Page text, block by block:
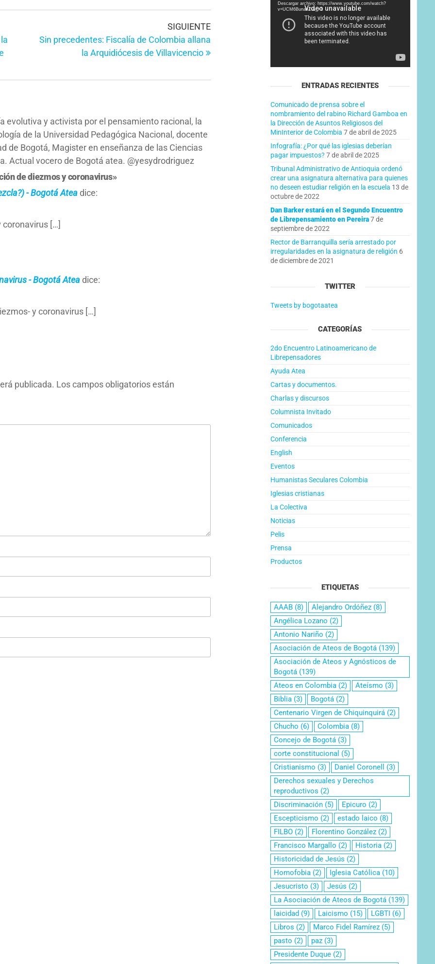
Entrada
SIGUIENTE
Sin precedentes: Fiscalía de Colombia allana
la Arquidiócesis de Villavicencio
evolutiva y activista por el pensamiento racional, la
de la Universidad Pedagógica Nacional, docente
de Bogotá, Magister en enseñanza de las Ciencias
Actual vocero de Bogotá atea. @yesydrodriguez
de diezmos y coronavirus»
- Bogotá Atea dice:
coronavirus […]
- Bogotá Atea dice:
y coronavirus […]
publicada. Los campos obligatorios están
vídeo
Descargar archivo: https://www.youtube.com/watch?
v=UCM6BunahZI&_=1
ENTRADAS RECIENTES
Comunicado de prensa sobre el
nombramiento del rabino Richard Gamboa en
la Dirección de Asuntos Religiosos del
MinInterior de Colombia 7 de abril de 2025
Infografía: ¿Por qué las iglesias deberían
pagar impuestos? 7 de abril de 2025
Tribunal Administrativo de Antioquia ordenó
crear una asignatura alternativa para quienes
no deseen estudiar religión en la escuela 13 de
octubre de 2022
Dan Barker estará en el Segundo Encuentro
de Librepensamiento en Pereira 7 de
septiembre de 2022
Rector de Barranquilla sería arrestado por
irregularidades en la asignatura de religión 6
de diciembre de 2021
TWITTER
Tweets by bogotaatea
CATEGORÍAS
2do Encuentro Latinoamericano de
Librepensadores
Ayuda Atea
Cartas y documentos.
Charlas y discursos
Columnista Invitado
Comunicados
Conferencia
English
Eventos
Humanistas Seculares Colombia
Iglesias cristianas
La Colectiva
Noticias
Pelis
Prensa
Productos
ETIQUETAS
AAAB(8) Alejandro Ordóñez(8)
Angélica Lozano (2)
Antonio Nariño (2)
Asociación de Ateos de Bogotá(139)
Asociación de Ateos y Agnósticos de
Bogotá(139)
Ateos en Colombia(2) Ateísmo (3)
Biblia(3) Bogotá(2)
Centenario Virgen de Chiquinquirá(2)
Chucho (6) Colombia(8)
Concejo de Bogotá(3)
corte constitucional (5)
Cristianismo (3) Daniel Coronell
(3)
Derechos sexuales y Derechos
reproductivos (2)
Discriminación(5) Epicuro (2)
Escepticismo (2) estado laico (8)
FILBO(2) Florentino González(2)
Francisco Margallo (2) Historia(2)
Historicidad de Jesús (2)
Homofobia(2) Iglesia Católica(10)
Jesucristo (3) Jesús (2)
La Asociación de Ateos de Bogotá(139)
laicidad (9) Laicismo (15) LGBTI (6)
Libros (2) Marco Fidel Ramírez(5)
pasto (2) paz(3)
Presidente Duque(2)